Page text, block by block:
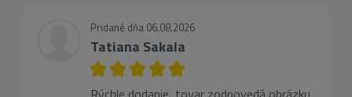
Pridané dňa 06.08.2026
Tatiana Sakala